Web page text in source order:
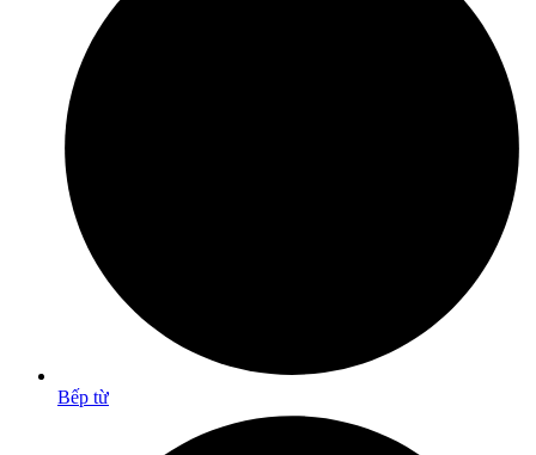
Bếp từ